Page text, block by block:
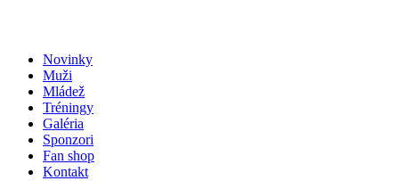
Novinky
Muži
Mládež
Tréningy
Galéria
Sponzori
Fan shop
Kontakt